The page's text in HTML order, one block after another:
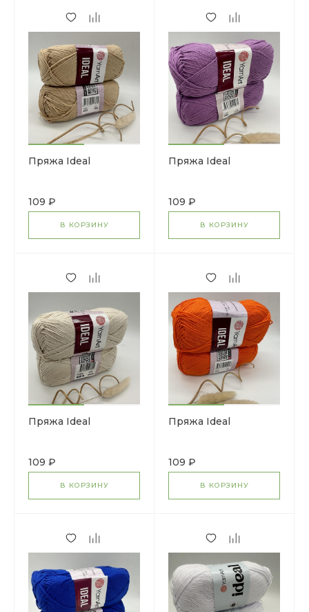
Пряжа Ideal
109 ₽
В КОРЗИНУ
Пряжа Ideal
109 ₽
В КОРЗИНУ
Пряжа Ideal
109 ₽
В КОРЗИНУ
Пряжа Ideal
109 ₽
В КОРЗИНУ